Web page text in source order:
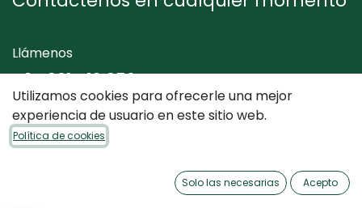
Llámenos
+34 961 412 050
Envíenos un mensaje
Utilizamos cookies para ofrecerle una mejor
experiencia de usuario en este sitio web.
Política de cookies
Solo las necesarias Acepto